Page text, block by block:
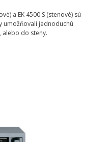
a EK 4500 S (stenové) sú
umožňovali jednoduchú
alebo do steny.